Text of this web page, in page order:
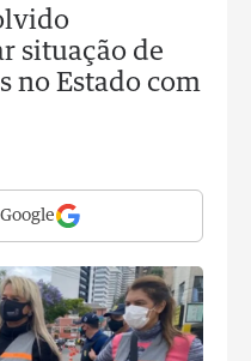
situação de
no Estado com